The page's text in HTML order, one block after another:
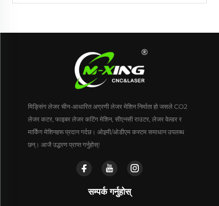
मिङ्सिंग लेजर चीन-आधारित अग्रणी लेजर मेशिन निर्माता हो जसले CO2
लेजर कटर, फाइबर लेजर कटिंग मेशिन, सीएनसी राउटर, लेजर वेल्डर र
मार्किंग मेशिनहरू प्रदान गर्दछ। ओइमी/ओडीएम कस्टम समाधान उपलब्ध
छन्। आजै उद्धरण प्राप्त गर्नुहोस्!
सम्पर्क गर्नुहोस्